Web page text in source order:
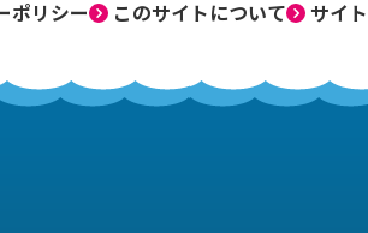
ポリシー このサイトについて サイ